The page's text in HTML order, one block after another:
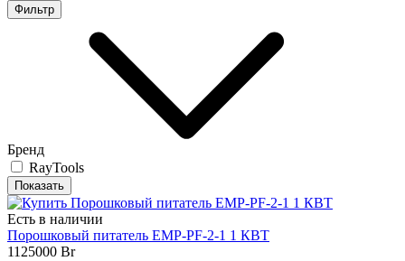
Фильтр
Бренд
RayTools
Есть в наличии
Порошковый питатель EMP-PF-2-1 1 КВТ
1125000 Br